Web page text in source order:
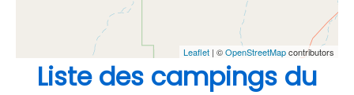
Leaflet | ©OpenStreetMapcontributors
Liste des campings du